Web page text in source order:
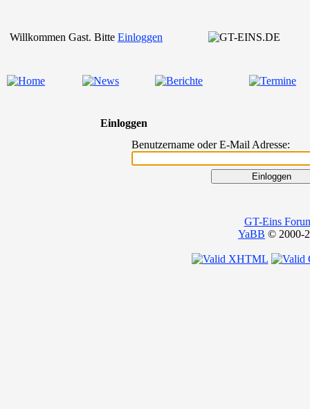
Willkommen Gast. Bitte Einloggen
Einloggen
Benutzername oder E-Mail Adresse:
GT-Eins
YaBB © 2000-